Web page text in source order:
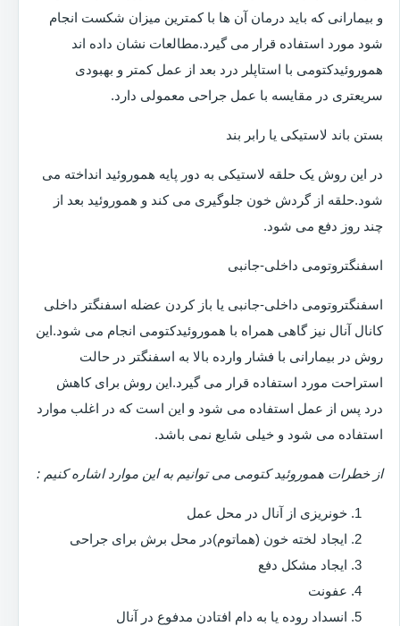
و بیمارانی که باید درمان آن ها با کمترین میزان شکست انجام
شود مورد استفاده قرار می گیرد.مطالعات نشان داده اند
هموروئیدکتومی با استاپلر درد بعد از عمل کمتر و بهبودی
سریعتری در مقایسه با عمل جراحی معمولی دارد.
بستن باند لاستیکی یا رابر بند
در این روش یک حلقه لاستیکی به دور پایه هموروئید انداخته می
شود.حلقه از گردش خون جلوگیری می کند و هموروئید بعد از
چند روز دفع می شود.
اسفنگتروتومی داخلی-جانبی
اسفنگتروتومی داخلی-جانبی یا باز کردن عضله اسفنگتر داخلی
کانال آنال نیز گاهی همراه با هموروئیدکتومی انجام می شود.این
روش در بیمارانی با فشار وارده بالا به اسفنگتر در حالت
استراحت مورد استفاده قرار می گیرد.این روش برای کاهش
درد پس از عمل استفاده می شود و این است که در اغلب موارد
استفاده می شود و خیلی شایع نمی باشد.
از خطرات هموروئید کتومی می توانیم به این موارد اشاره کنیم :
خونریزی از آنال در محل عمل
ایجاد لخته خون (هماتوم)در محل برش برای جراحی
ایجاد مشکل دفع
عفونت
انسداد روده یا به دام افتادن مدفوع در آنال